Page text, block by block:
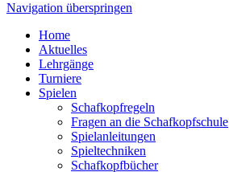
Navigation überspringen
Home
Aktuelles
Lehrgänge
Turniere
Spielen
Schafkopfregeln
Fragen an die Schafkopfschule
Spielanleitungen
Spieltechniken
Schafkopfbücher